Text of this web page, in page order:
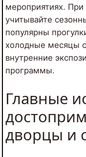
мероприятиях.
учитывайте
популярны
холодные месяцы
внутренние
программы.
Главные
дворцы и